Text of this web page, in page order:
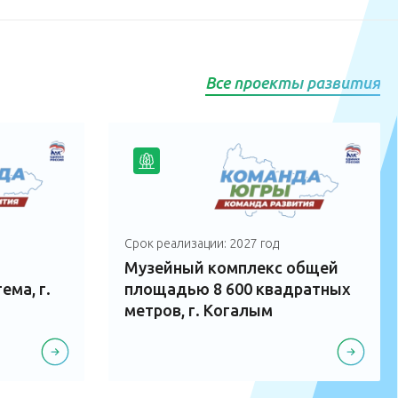
Все проекты развития
г.
Срок реализации: 2027 год
Музейный комплекс общей
площадью 8 600 квадратных
метров, г. Когалым